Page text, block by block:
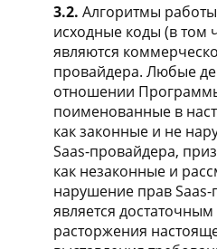
3.2. Алгоритмы
исходные коды (в том
являются
провайдера. Любые
отношении
поименованные в
как законные и не
Saas-провайдера,
как незаконные и
нарушение прав Saas-
является
расторжения